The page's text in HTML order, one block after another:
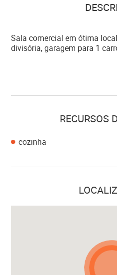
Sala comercial em ótima
divisória, garagem para 1
RECURSOS
cozinha